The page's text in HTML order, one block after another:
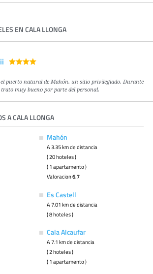
EN CALA LLONGA
puerto natural de Mahón, un sitio privilegiado. Durante
muy bueno por parte del personal.
A CALA LLONGA
Mahón
A 3.35 km de distancia
( 20 hoteles )
( 1 apartamento )
Valoracion6.7
Es Castell
A 7.01 km de distancia
( 8 hoteles )
Cala Alcaufar
A 7.1 km de distancia
( 2 hoteles )
( 1 apartamento )